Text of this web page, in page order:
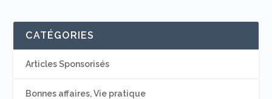
CATÉGORIES
Articles Sponsorisés
Bonnes affaires, Vie pratique